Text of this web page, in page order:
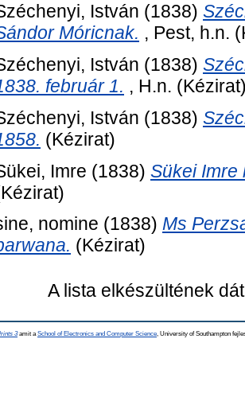
István (1838)
Móricnak. , Pest, h.n.
István (1838)
február 1. , H.n.
István (1838)
(Kézirat)
Imre (1838) Sükei Imre
nomine (1838) Ms
(Kézirat)
A lista elkészültének
3amit a School of Electronics and Computer Science , University of Southampton